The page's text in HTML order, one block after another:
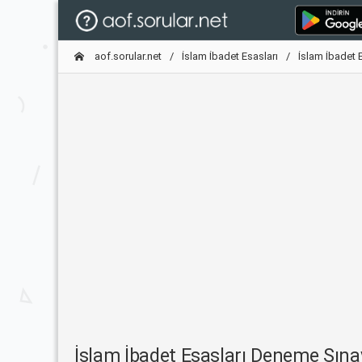
aof.sorular.net İslam İbadet Esasları İslam İbadet
İslam İbadet Esasları Deneme